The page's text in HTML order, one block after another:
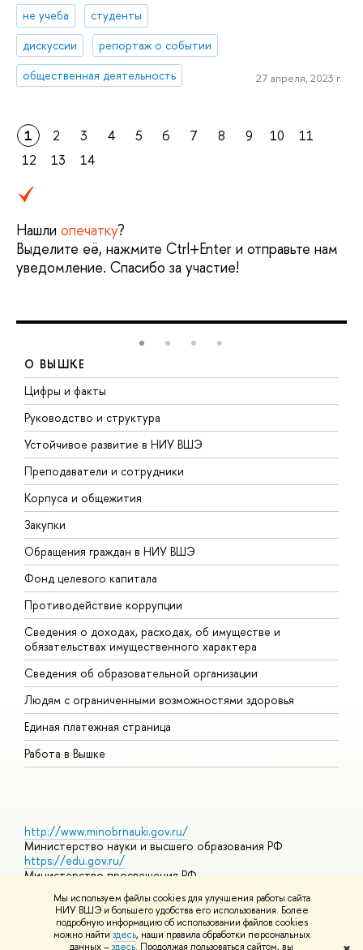
Мы используем файлы cookies для улучшения работы сайта
НИУ ВШЭ и большего удобства его использования. Более
подробную информацию об использовании файлов cookies
можно найти здесь, наши правила обработки персональных
данных –здесь. Продолжая пользоваться сайтом, вы
не учеба
студенты
дискуссии
репортаж о событии
общественная деятельность
27 апреля, 2023 г.
1 2 3 4 5 6 7 8 9 10
11
12
13 14
Нашли опечатку?
Выделите её, нажмите Ctrl+Enter и отправьте нам
уведомление. Спасибо за участие!
О ВЫШКЕ
Цифры и факты
Руководство и структура
Устойчивое развитие в НИУ ВШЭ
Преподаватели и сотрудники
Корпуса и общежития
Закупки
Обращения граждан в НИУ ВШЭ
Фонд целевого капитала
Противодействие коррупции
Сведения о доходах, расходах, об имуществе и
обязательствах имущественного характера
Сведения об образовательной организации
Людям с ограниченными возможностями здоровья
Единая платежная страница
Работа в Вышке
http://www.minobrnauki.gov.ru/
Министерство науки и высшего образования РФ
https://edu.gov.ru/
Министерство просвещения РФ
https://elearning.hse.ru/mooc
Массовые открытые онлайн-курсы